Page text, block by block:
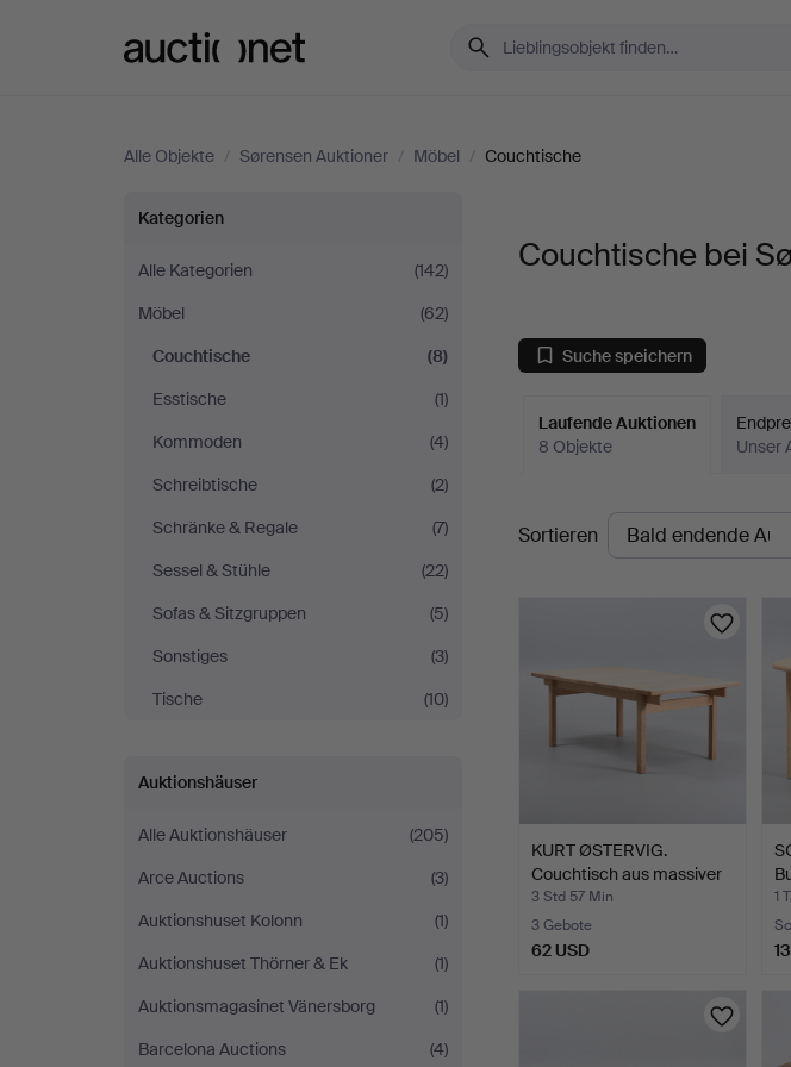
Alle Objekte / Sørensen Auktioner / Möbel / Couchtische
Couchtische
bei
Sørensen
Auktioner
Kategorien
Alle Kategorien
(142)
Möbel
(62)
Couchtische
(8)
Esstische
(1)
Kommoden
(4)
Schreibtische
(2)
Schränke & Regale
(7)
Sessel & Stühle
(22)
Sofas & Sitzgruppen
(5)
Sonstiges
(3)
Tische
(10)
Auktionshäuser
Alle Auktionshäuser
(205)
Arce Auctions
(3)
Auktionshuset Kolonn
(1)
Auktionshuset Thörner & Ek
(1)
Auktionsmagasinet Vänersborg
(1)
Barcelona Auctions
(4)
Couchtische bei
Suche speichern
Laufende Auktionen
8 Objekte
Unser
Laufende
Auktionen
Sortieren
KURT ØSTERVIG.
Couchtisch aus massiver
Eic…
3 Std 57 Min
3 Gebote
62 USD
1